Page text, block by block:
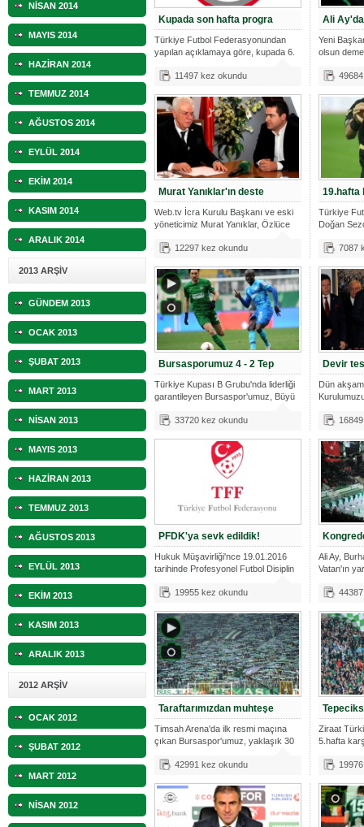
NİSAN 2014
MAYIS 2014
HAZİRAN 2014
TEMMUZ 2014
AĞUSTOS 2014
EYLÜL 2014
EKİM 2014
KASIM 2014
ARALIK 2014
2013 ARŞİV
GÜNDEM 2013
OCAK 2013
ŞUBAT 2013
MART 2013
NİSAN 2013
MAYIS 2013
HAZİRAN 2013
TEMMUZ 2013
AĞUSTOS 2013
EYLÜL 2013
EKİM 2013
KASIM 2013
ARALIK 2013
2012 ARŞİV
OCAK 2012
ŞUBAT 2012
MART 2012
NİSAN 2012
Kupada son hafta progra
Türkiye Futbol Federasyonundan
yapılan açıklamaya göre, kupada 6.
11497 kez okundu
Ali
Yeni
olsun
Murat Yanıklar'ın deste
Web.tv İcra Kurulu Başkanı ve eski
yöneticimiz Murat Yanıklar, Özlüce
12297 kez okundu
19.hafta
Türkiye
Doğan
7087
Bursasporumuz 4 - 2 Tep
Türkiye Kupası B Grubu'nda liderliği
garantileyen Bursaspor'umuz, Büyü
33720 kez okundu
Devir
Dün
PFDK'ya sevk edildik!
Hukuk Müşavirliği'nce 19.01.2016
tarihinde Profesyonel Futbol Disiplin
19955 kez okundu
Ali Ay,
Vatan'ın
Taraftarımızdan muhteşe
Timsah Arena'da ilk resmi maçına
çıkan Bursaspor'umuz, yaklaşık 30
42991 kez okundu
Ziraat
5.hafta